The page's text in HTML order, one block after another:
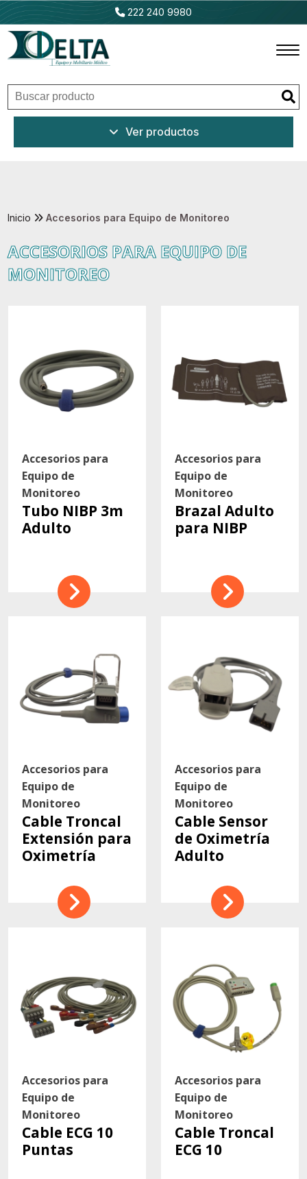
222 240 9980
Inicio
Outlet
Ventajas
Ver productos
Inicio Accesorios para Equipo de Monitoreo
ACCESORIOS PARA EQUIPO DE
MONITOREO
Accesorios para
Equipo de
Monitoreo
Tubo NIBP 3m
Adulto
Accesorios para
Equipo de
Monitoreo
Brazal Adulto
para NIBP
Accesorios para
Equipo de
Monitoreo
Cable Troncal
Extensión para
Oximetría
Accesorios para
Equipo de
Monitoreo
Cable Sensor
de Oximetría
Adulto
Accesorios para
Equipo de
Monitoreo
Cable ECG 10
Puntas
Accesorios para
Equipo de
Monitoreo
Cable Troncal
ECG 10